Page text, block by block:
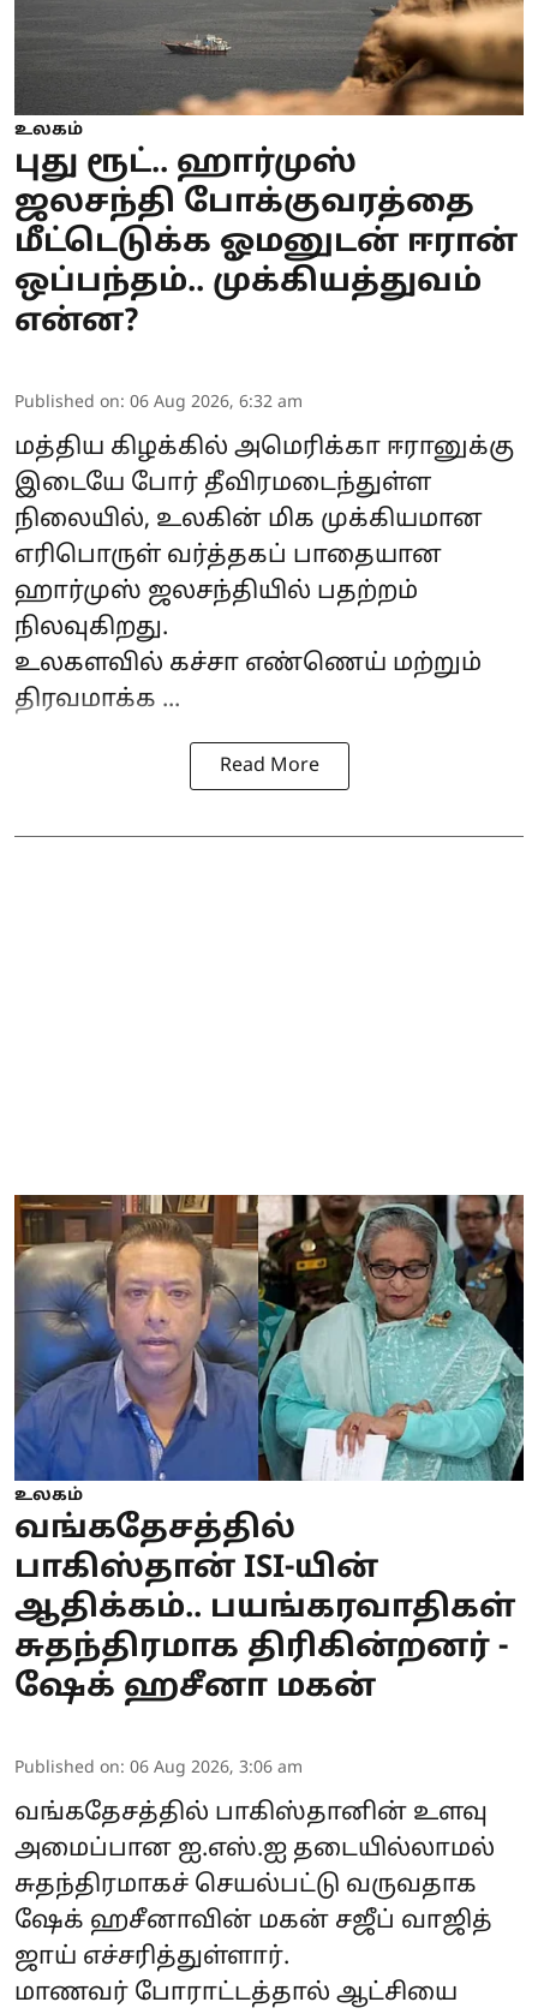
உலகம்
புது ரூட்.. ஹார்முஸ்
ஜலசந்தி போக்குவரத்தை
மீட்டெடுக்க ஓமனுடன் ஈரான்
ஒப்பந்தம்.. முக்கியத்துவம்
என்ன?
Published on: 06 Aug 2026, 6:32 am
மத்திய கிழக்கில் அமெரிக்கா ஈரானுக்கு
இடையே போர் தீவிரமடைந்துள்ள
நிலையில், உலகின் மிக முக்கியமான
எரிபொருள் வர்த்தகப் பாதையான
ஹார்முஸ் ஜலசந்தியில் பதற்றம்
நிலவுகிறது.
உலகளவில் கச்சா எண்ணெய் மற்றும்
திரவமாக்க ...
Read More
உலகம்
வங்கதேசத்தில்
பாகிஸ்தான் ISI-யின்
ஆதிக்கம்.. பயங்கரவாதிகள்
சுதந்திரமாக திரிகின்றனர் -
ஷேக் ஹசீனா மகன்
Published on: 06 Aug 2026, 3:06 am
வங்கதேசத்தில் பாகிஸ்தானின் உளவு
அமைப்பான ஐ.எஸ்.ஐ தடையில்லாமல்
சுதந்திரமாகச் செயல்பட்டு வருவதாக
ஷேக் ஹசீனாவின் மகன் சஜீப் வாஜித்
ஜாய் எச்சரித்துள்ளார்.
மாணவர் போராட்டத்தால் ஆட்சியை